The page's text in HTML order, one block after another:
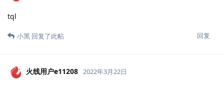
tql
回复
小黑 回复了此帖
火线用户e11208 2022年3月22日